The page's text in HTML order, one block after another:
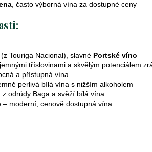
y
i
s
, často výborná vína za dostupné ceny
Touriga Nacional), slavné Portské víno
tříslovinami a skvělým potenciálem
a přístupná vína
perlivá bílá vína s nižším alkoholem
odrůdy Baga a svěží bílá vína
– moderní, cenově dostupná vína